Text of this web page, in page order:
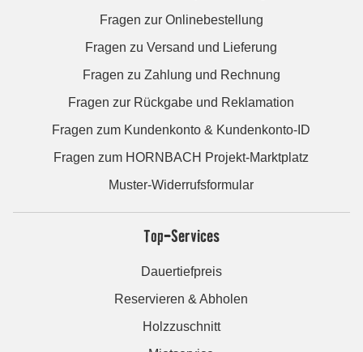
Fragen zur Onlinebestellung
Fragen zu Versand und Lieferung
Fragen zu Zahlung und Rechnung
Fragen zur Rückgabe und Reklamation
Fragen zum Kundenkonto & Kundenkonto-ID
Fragen zum HORNBACH Projekt-Marktplatz
Muster-Widerrufsformular
Top-Services
Dauertiefpreis
Reservieren & Abholen
Holzzuschnitt